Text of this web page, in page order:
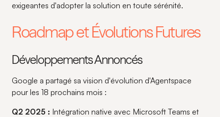
exigeantes d'adopter la solution en toute sérénité.
Roadmap et Évolutions Futures
Développements Annoncés
Google a partagé sa vision d'évolution d'Agentspace
pour les 18 prochains mois :
Q2 2025 : Intégration native avec Microsoft Teams et